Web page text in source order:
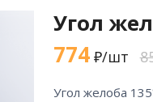
Угол
774₽/шт
угол желоба 135° диаметр 130 мм RAL 8017 из оцинкованной стали цвета RAL